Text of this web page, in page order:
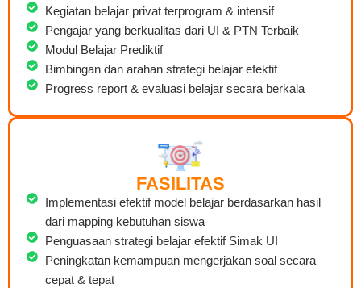
Kegiatan belajar privat terprogram & intensif
Pengajar yang berkualitas dari UI & PTN Terbaik
Modul Belajar Prediktif
Bimbingan dan arahan strategi belajar efektif
Progress report & evaluasi belajar secara berkala
FASILITAS
Implementasi efektif model belajar berdasarkan hasil
dari mapping kebutuhan siswa
Penguasaan strategi belajar efektif Simak UI
Peningkatan kemampuan mengerjakan soal secara
cepat & tepat